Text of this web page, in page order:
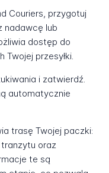
Couriers, przygotuj
nadawcę lub
dostęp do
przesyłki.
i zatwierdź.
automatycznie
trasę Twojej paczki:
oraz
te są